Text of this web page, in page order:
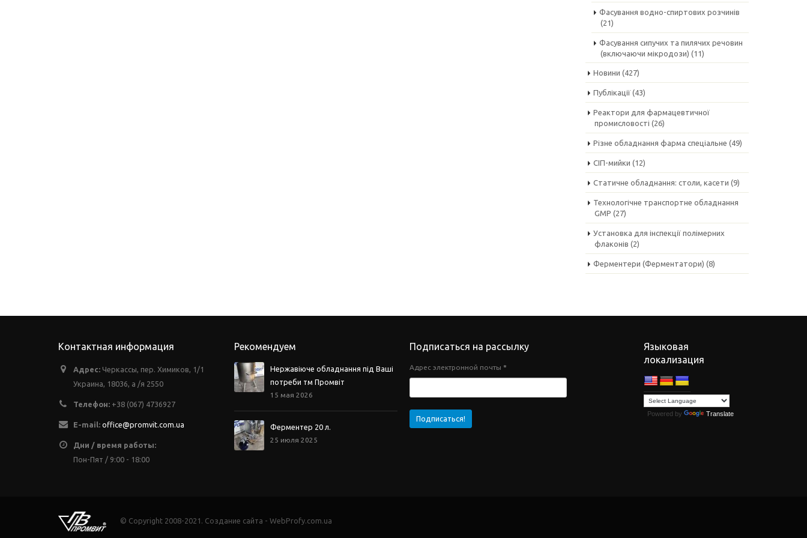
Фасування водно-спиртових розчинів
(21)
Фасування сипучих та пилячих речовин
(включаючи мікродози) (11)
Новини (427)
Публікації(43)
Реактори для фармацевтичної
промисловості (26)
Різне обладнання фарма спеціальне (49)
СІП-мийки (12)
Статичне обладнання: столи, касети (9)
Технологічне транспортне обладнання
GMP (27)
Установка для інспекції полімерних
флаконів (2)
Ферментери (Ферментатори) (8)
Контактная информация
Адрес: Черкассы, пер. Химиков, 1/1
Украина, 18036, а /я 2550
Телефон: +38 (067) 4736927
E-mail: office@promvit.com.ua
Дни / время работы:
Пон-Пят / 9:00 - 18:00
Рекомендуем
Нержавіюче обладнання під Ваші
потреби тм Промвіт
15 мая 2026
Ферментер 20 л.
25 июля 2025
Подписаться на рассылку
Адрес электронной почты *
Языковая
локализация
Powered by Translate
© Copyright 2008-2021. Создание сайта - WebProfy.com.ua